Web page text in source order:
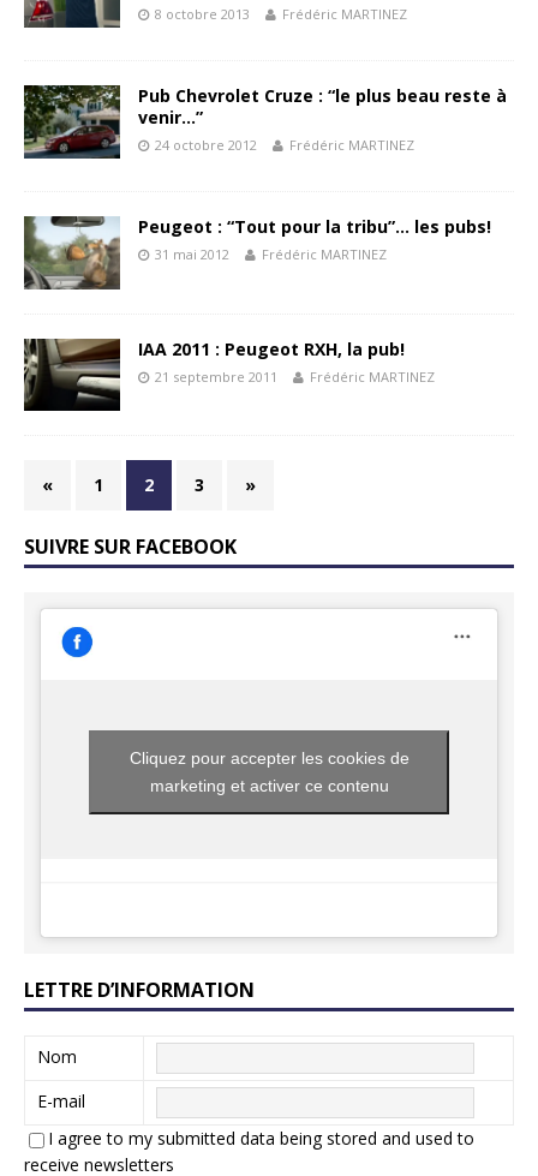
8 octobre 2013 Frédéric MARTINEZ
Pub Chevrolet Cruze : “le plus beau reste à
venir…”
24 octobre 2012 Frédéric MARTINEZ
Peugeot : “Tout pour la tribu”… les pubs!
31 mai 2012 Frédéric MARTINEZ
IAA 2011 : Peugeot RXH, la pub!
21 septembre 2011 Frédéric MARTINEZ
« 1 2 3 »
SUIVRE SUR FACEBOOK
Cliquez pour accepter les cookies de
marketing et activer ce contenu
LETTRE D’INFORMATION
Nom
E-mail
I agree to my submitted data being stored and used to
receive newsletters